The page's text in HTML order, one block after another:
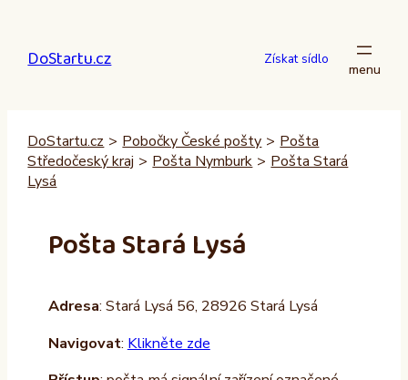
obsah
DoStartu.cz Získat sídlo
DoStartu.cz > Pobočky České pošty > Pošta
Středočeský kraj > Pošta Nymburk > Pošta Stará
Lysá
Pošta Stará Lysá
Adresa: Stará Lysá 56, 28926 Stará Lysá
Navigovat: Klikněte zde